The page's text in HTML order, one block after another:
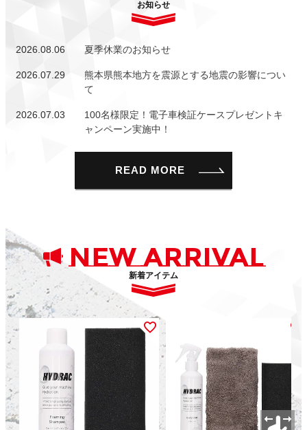
お知らせ
2026.08.06 夏季休業のお知らせ
2026.07.29
熊本県熊本地方を震源とする地震の影響につい
て
2026.07.03
100名様限定！電子車検証ケースプレゼントキ
ャンペーン実施中！
READ MORE
NEW ARRIVAL
新着アイテム